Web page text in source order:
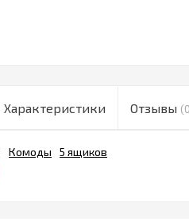
Характеристики Отзывы
Комоды 5 ящиков